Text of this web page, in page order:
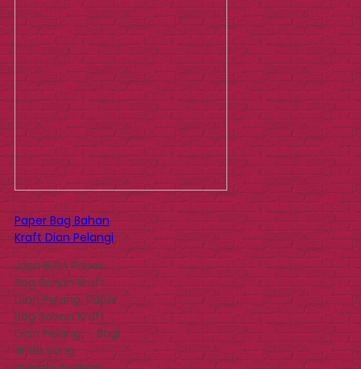
Paper Bag Bahan
Kraft Dian Pelangi
Jasa Bikin Paper
Bag Bahan Kraft
Dian Pelangi Paper
Bag Bahan Kraft
Dian Pelangi – Bagi
anda yang